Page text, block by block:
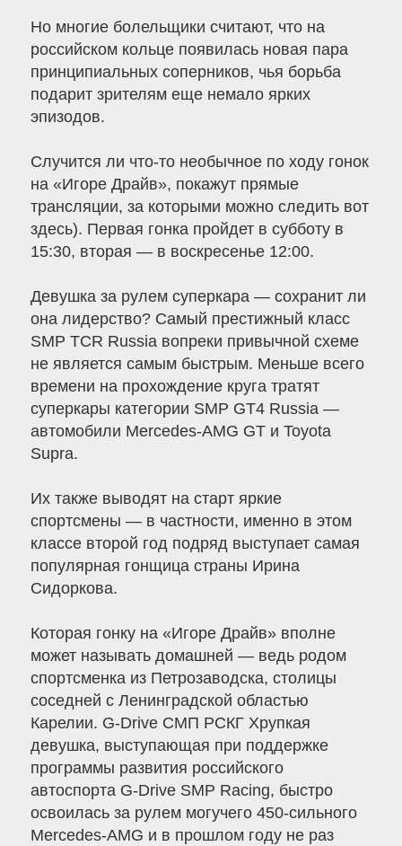
Но многие болельщики считают, что на
российском кольце появилась новая пара
принципиальных соперников, чья борьба
подарит зрителям еще немало ярких
эпизодов.
Случится ли что-то необычное по ходу гонок
на «Игоре Драйв», покажут прямые
трансляции, за которыми можно следить вот
здесь). Первая гонка пройдет в субботу в
15:30, вторая — в воскресенье 12:00.
Девушка за рулем суперкара — сохранит ли
она лидерство? Самый престижный класс
SMP TCR Russia вопреки привычной схеме
не является самым быстрым. Меньше всего
времени на прохождение круга тратят
суперкары категории SMP GT4 Russia —
автомобили Mercedes-AMG GT и Toyota
Supra.
Их также выводят на старт яркие
спортсмены — в частности, именно в этом
классе второй год подряд выступает самая
популярная гонщица страны Ирина
Сидоркова.
Которая гонку на «Игоре Драйв» вполне
может называть домашней — ведь родом
спортсменка из Петрозаводска, столицы
соседней с Ленинградской областью
Карелии. G-Drive СМП РСКГ Хрупкая
девушка, выступающая при поддержке
программы развития российского
автоспорта G-Drive SMP Racing, быстро
освоилась за рулем могучего 450-сильного
Mercedes-AMG и в прошлом году не раз